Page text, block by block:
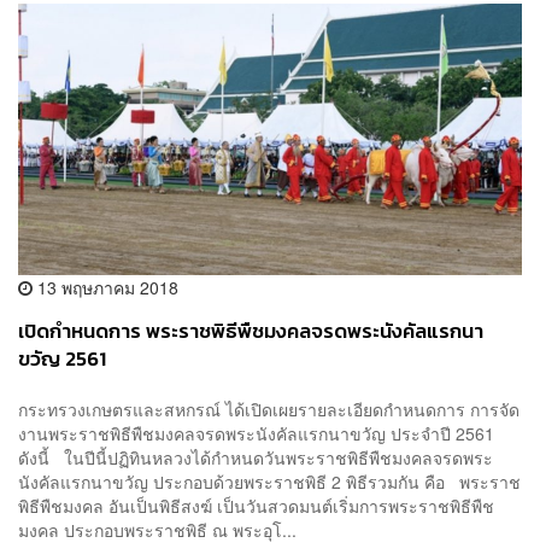
13 พฤษภาคม 2018
เปิดกำหนดการ พระราชพิธีพืชมงคลจรดพระนังคัลแรกนา
ขวัญ 2561
กระทรวงเกษตรและสหกรณ์ ได้เปิดเผยรายละเอียดกำหนดการ การจัด
งานพระราชพิธีพืชมงคลจรดพระนังคัลแรกนาขวัญ ประจำปี 2561
ดังนี้ ในปีนี้ปฏิทินหลวงได้กำหนดวันพระราชพิธีพืชมงคลจรดพระ
นังคัลแรกนาขวัญ ประกอบด้วยพระราชพิธี 2 พิธีรวมกัน คือ พระราช
พิธีพืชมงคล อันเป็นพิธีสงฆ์ เป็นวันสวดมนต์เริ่มการพระราชพิธีพืช
มงคล ประกอบพระราชพิธี ณ พระอุโ...